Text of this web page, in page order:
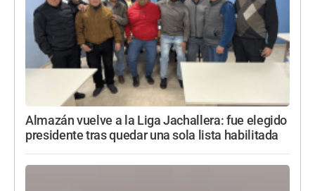
Almazán vuelve a la Liga Jachallera: fue elegido
presidente tras quedar una sola lista habilitada